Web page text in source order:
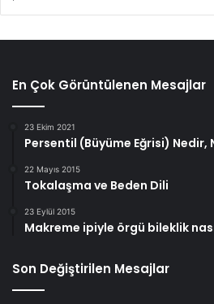
En Çok Görüntülenen Mesajlar
23 Ekim 2021
Persentil (Büyüme Eğrisi) Nedir,
22 Mayıs 2015
Tokalaşma ve Beden Dili
23 Eylül 2015
Makreme ipiyle örgü bileklik
Son Değiştirilen Mesajlar